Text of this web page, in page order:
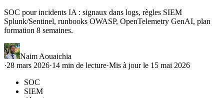
SOC pour incidents IA : signaux dans logs, règles SIEM
Splunk/Sentinel, runbooks OWASP, OpenTelemetry GenAI, plan
formation 8 semaines.
Naim Aouaichia
·28 mars 2026·14 min de lecture·Mis à jour le 15 mai 2026
SOC
SIEM